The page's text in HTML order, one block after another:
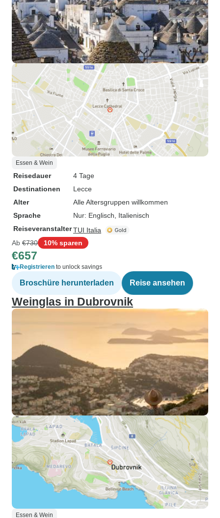
Essen & Wein
Reisedauer
4 Tage
Destinationen
Lecce
Alter
Alle Altersgruppen willkommen
Sprache
Nur: Englisch, Italienisch
ReiseveranstalterTUI Italia
Ab €730 10% sparen
€657
Registrieren to unlock savings
Broschüre herunterladen Reise ansehen
Weinglas in Dubrovnik
Essen & Wein